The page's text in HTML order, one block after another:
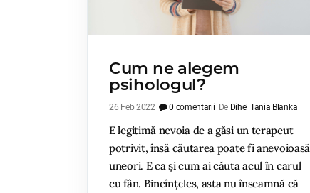
Cum ne alegem
psihologul?
26 Feb 2022 0 comentarii De Dihel Tania Blanka
E legitimă nevoia de a găsi un terapeut
potrivit, însă căutarea poate fi anevoioasă
uneori. E ca și cum ai căuta acul în carul
cu fân. Bineînțeles, asta nu înseamnă că